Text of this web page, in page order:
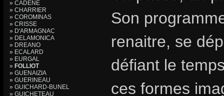
» CADENE
» CHARRIER
» COROMINAS
» CRISSE
» D'ARMAGNAC
» DELAMONICA
» DREANO
» ECALARD
» EURGAL
» FOLLIOT
» GUENAIZIA
» GUERINEAU
» GUICHARD-BUNEL
» GUICHETEAU
Son
renaitre, se
défiant le
ces formes